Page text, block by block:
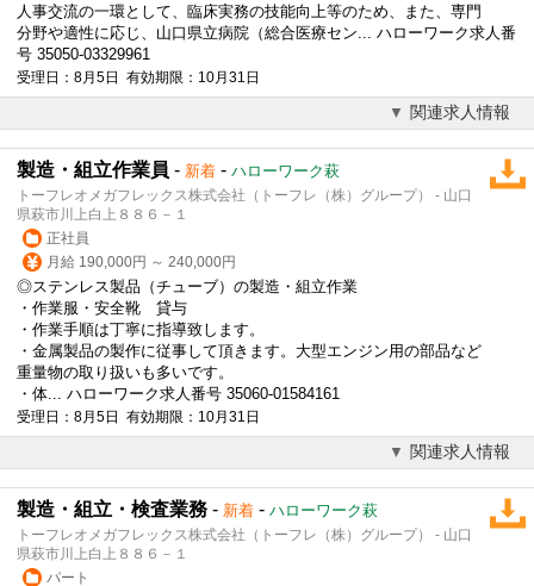
人事交流の一環として、臨床実務の技能向上等のため、また、専門
分野や適性に応じ、山口県立病院（総合医療セン... ハローワーク求人番
号 35050-03329961
受理日：8月5日 有効期限：10月31日
関連求人情報
製造・組立作業員 - 新着 - ハローワーク萩
トーフレオメガフレックス株式会社（トーフレ（株）グループ） - 山口
県萩市川上白上８８６－１
正社員
月給 190,000円 ～ 240,000円
◎ステンレス製品（チューブ）の製造・組立作業
・作業服・安全靴 貸与
・作業手順は丁寧に指導致します。
・金属製品の製作に従事して頂きます。大型エンジン用の部品など
重量物の取り扱いも多いです。
・体... ハローワーク求人番号 35060-01584161
受理日：8月5日 有効期限：10月31日
関連求人情報
製造・組立・検査業務 - 新着 - ハローワーク萩
トーフレオメガフレックス株式会社（トーフレ（株）グループ） - 山口
県萩市川上白上８８６－１
パート